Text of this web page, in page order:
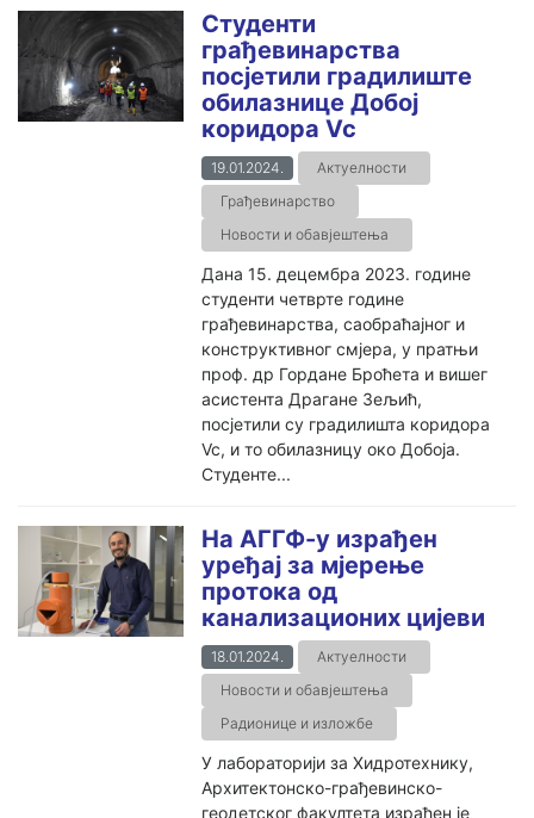
Студенти
грађевинарства
посјетили градилиштe
обилазнице Добој
коридора Vc
19.01.2024.
Актуелности
Грађевинарство
Новости и обавјештења
Дана 15. децембра 2023. године
студенти четврте године
грађевинарства, саобраћајног и
конструктивног смјера, у пратњи
проф. др Гордане Броћета и вишег
асистента Драгане Зељић,
посјетили су градилишта коридора
Vc, и то обилазницу око Добоја.
Студенте...
На АГГФ-у израђен
уређај за мјерење
протока од
канализационих цијеви
18.01.2024.
Актуелности
Новости и обавјештења
Радионице и изложбе
У лабораторији за Хидротехнику,
Архитектонско-грађевинско-
геодетског факултета израђен је